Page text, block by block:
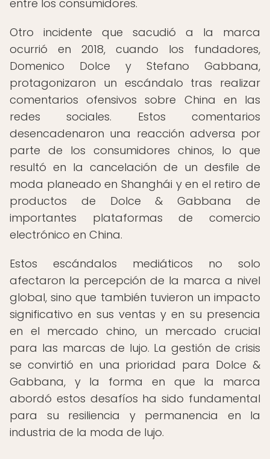
entre los consumidores.
Otro incidente que sacudió a la marca
ocurrió en 2018, cuando los fundadores,
Domenico Dolce y Stefano Gabbana,
protagonizaron un escándalo tras realizar
comentarios ofensivos sobre China en las
redes sociales. Estos comentarios
desencadenaron una reacción adversa por
parte de los consumidores chinos, lo que
resultó en la cancelación de un desfile de
moda planeado en Shanghái y en el retiro de
productos de Dolce & Gabbana de
importantes plataformas de comercio
electrónico en China.
Estos escándalos mediáticos no solo
afectaron la percepción de la marca a nivel
global, sino que también tuvieron un impacto
significativo en sus ventas y en su presencia
en el mercado chino, un mercado crucial
para las marcas de lujo. La gestión de crisis
se convirtió en una prioridad para Dolce &
Gabbana, y la forma en que la marca
abordó estos desafíos ha sido fundamental
para su resiliencia y permanencia en la
industria de la moda de lujo.